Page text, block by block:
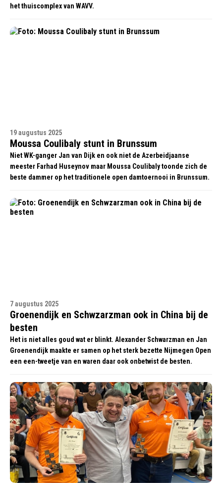
het thuiscomplex van WAVV.
19 augustus 2025
Moussa Coulibaly stunt in Brunssum
Niet WK-ganger Jan van Dijk en ook niet de Azerbeidjaanse
meester Farhad Huseynov maar Moussa Coulibaly toonde zich de
beste dammer op het traditionele open damtoernooi in Brunssum.
7 augustus 2025
Groenendijk en Schwzarzman ook in China bij de
besten
Het is niet alles goud wat er blinkt. Alexander Schwarzman en Jan
Groenendijk maakte er samen op het sterk bezette Nijmegen Open
een een-tweetje van en waren daar ook onbetwist de besten.